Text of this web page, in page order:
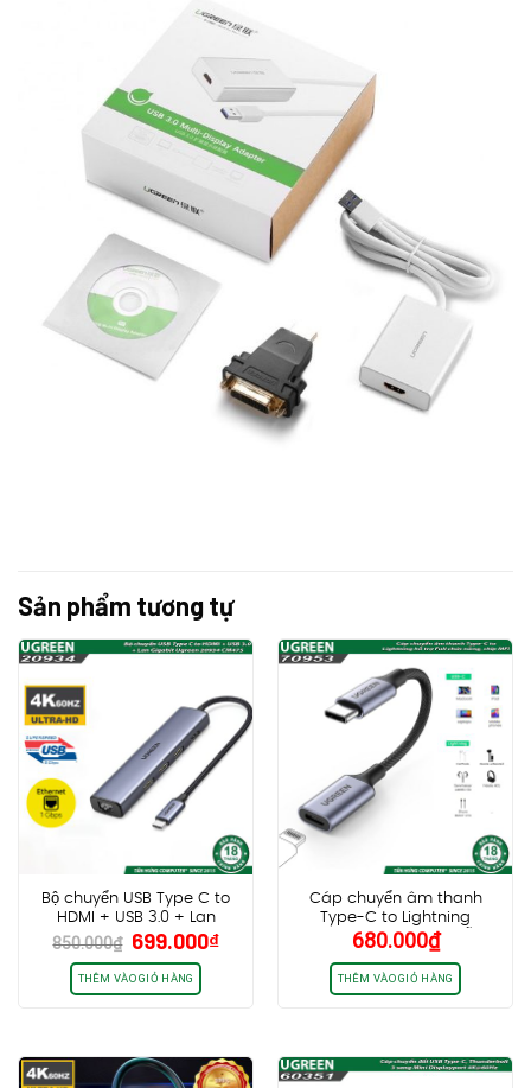
Sản phẩm tương tự
Bộ chuyển USB Type C to
HDMI + USB 3.0 + Lan
Gigabit Ugreen 20934
CM475
850.000₫ Giá
gốc
là:
850.000₫.
699.000₫Giá
THÊM VÀO GIỎ HÀNG
Cáp chuyển âm thanh
Type-C to Lightning
Ugreen 70953 US342, hỗ trợ
Full chức năng, chip MFi,
dây bọc dù
680.000₫
THÊM VÀO GIỎ HÀNG